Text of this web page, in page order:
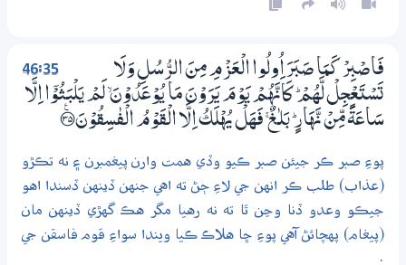
46:35
فَاصْبِرْ كَـمَا صَبَرَ اُولُوا الْعَزْمِ مِنَ الرُّسُلِ وَلَا
تَسْتَعْجِلْ لَّهُمْ ۭ كَاَنَّهُمْ يَوْمَ يَرَوْنَ مَا يُوْعَدُوْنَ ۙ لَمْ يَلْبَثُوْٓا اِلَّا
سَاعَةً مِّنْ نَّهَارٍ ۭ بَلٰــغٌ ۚ فَهَلْ يُهْلَكُ اِلَّا الْقَوْمُ الْفٰسِقُوْنَ ؀ۧ35
پوءِ صبر ڪر جيئن صبر ڪيو وڏي همت وارن پيغمبرن ۽ نه تڪڙو
(عذاب) طلب ڪر انهن جي لاءِ ڄڻ ته اهي جنهن ڏينهن ڏسندا اهو
جيڪو وعدو ڏنا وڃن ٿا ته نه رهيا مگر هڪ گهڙي ڏينهن مان
(پيغام) پهچائڻ آهي پوءِ ڇا هلاڪ ڪيا ويندا سواءِ قوم فاسقن جي
.